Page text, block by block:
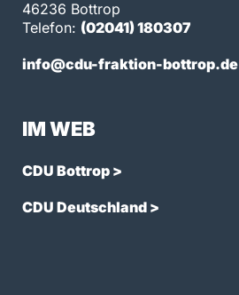
46236 Bottrop
Telefon: (02041) 180307
info@cdu-fraktion-bottrop.de
IM WEB
CDU Bottrop >
CDU Deutschland >